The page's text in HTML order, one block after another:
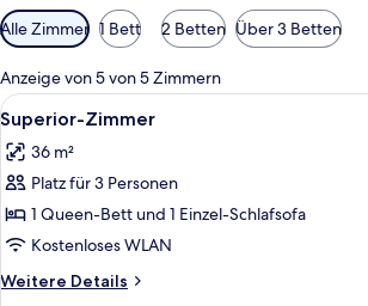
Verfügbare
Filter
für
Zimmer
Alle Zimmer 1 Bett 2 Betten Über 3 Betten
Anzeige von 5 von 5 Zimmern
Alle
Fotos
für
Superior-
Zimmer
anzeigen
Ein
6
Superior-Zimmer
36 m²
Platz für 3 Personen
1 Queen-Bett und 1 Einzel-Schlafsofa
Kostenloses WLAN
Weitere Details
Weitere